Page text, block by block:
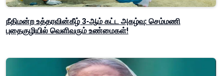
நீதிமன்ற உத்தரவின்கீழ் 3-ஆம் கட்ட அகழ்வு: செம்மணி
புதைகுழியில் வெளிவரும் உண்மைகள்!